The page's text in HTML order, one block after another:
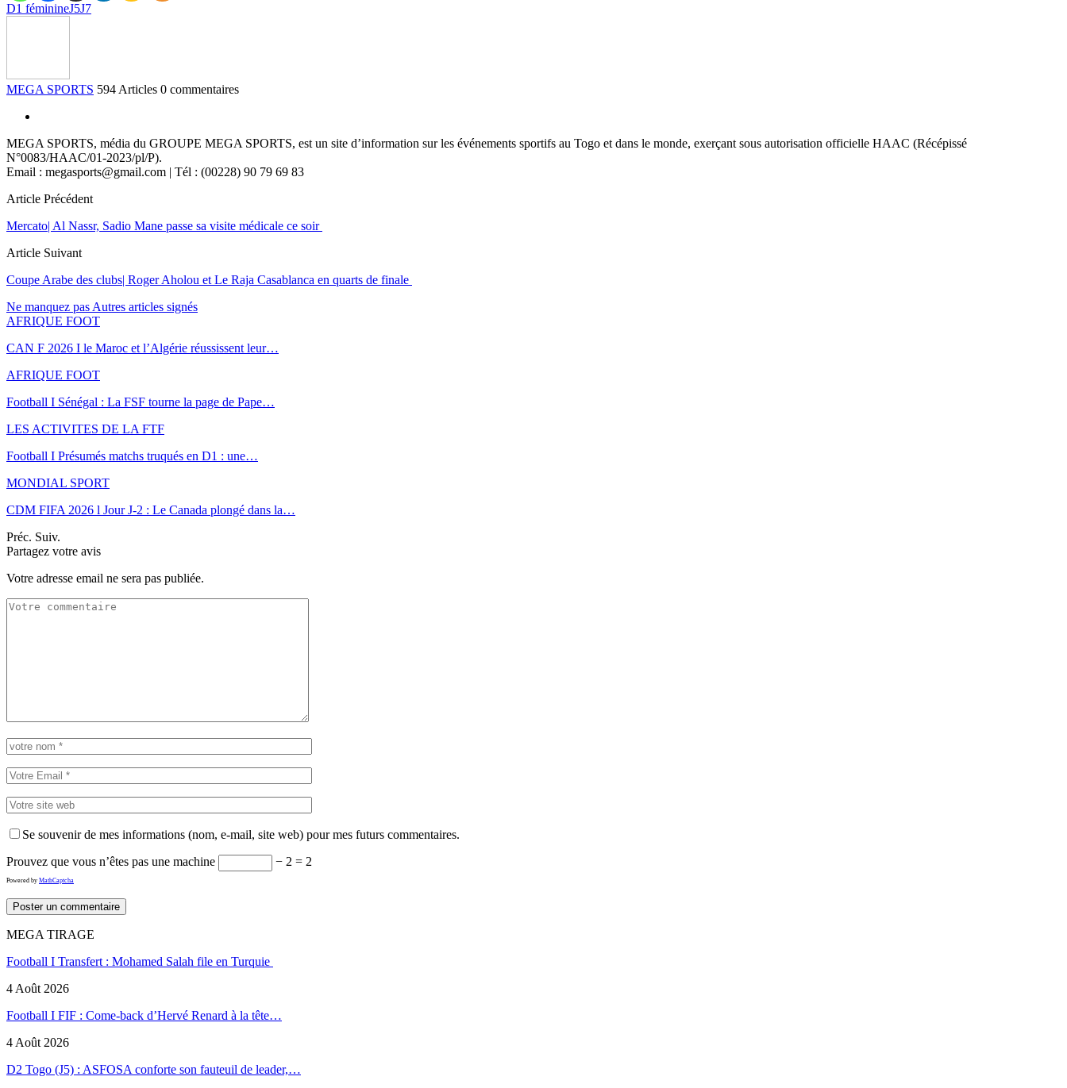
D1 féminineJ5J7
MEGA SPORTS 594 Articles 0 commentaires
MEGA SPORTS, média du GROUPE MEGA SPORTS, est un site d’information sur les événements sportifs au Togo et dans le monde, exerçant sous autorisation officielle HAAC (Récépissé
N°0083/HAAC/01-2023/pl/P).
Email : megasports@gmail.com | Tél : (00228) 90 79 69 83
Article Précédent
Mercato| Al Nassr, Sadio Mane passe sa visite médicale ce soir
Article Suivant
Coupe Arabe des clubs| Roger Aholou et Le Raja Casablanca en quarts de finale
Ne manquez pas Autres articles signés
AFRIQUE FOOT
CAN F 2026 I le Maroc et l’Algérie réussissent leur…
AFRIQUE FOOT
Football I Sénégal : La FSF tourne la page de Pape…
LES ACTIVITES DE LA FTF
Football I Présumés matchs truqués en D1 : une…
MONDIAL SPORT
CDM FIFA 2026 l Jour J-2 : Le Canada plongé dans la…
Préc. Suiv.
Partagez votre avis
Votre adresse email ne sera pas publiée.
Se souvenir de mes informations (nom, e-mail, site web) pour mes futurs commentaires.
Prouvez que vous n’êtes pas une machine − 2 = 2
Powered by MathCaptcha
MEGA TIRAGE
Football I Transfert : Mohamed Salah file en Turquie
4 Août 2026
Football I FIF : Come-back d’Hervé Renard à la tête…
4 Août 2026
D2 Togo (J5) : ASFOSA conforte son fauteuil de leader,…